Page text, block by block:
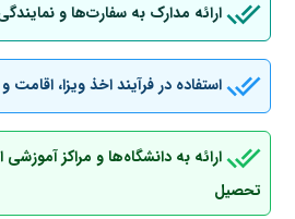
ارائه مدارک به سفارت‌ها و
استفاده در فرآیند اخذ ویزا، اقامت
ارائه به دانشگاه‌ها و مراکز
تحصیل